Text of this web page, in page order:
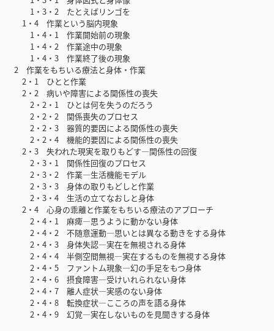
1・3・2 たとえばリンゴを
1・4 作業という脳内現象
1・4・1 作業開始前の現象
1・4・2 作業途中の現象
1・4・3 作業終了後の現象
2 作業をもちいる療法と身体・作業
2・1 ひとと作業
2・2 病いや障害による関係性の喪失
2・2・1 ひとは何を失うのだろう
2・2・2 関係喪失のプロセス
2・2・3 器質的要因による関係性の喪失
2・2・4 機能的要因による関係性の喪失
2・3 失われた現実を取りもどす―関係性の回復
2・3・1 関係性回復のプロセス
2・3・2 作業―生活機能モデル
2・3・3 身体の取りもどしと作業
2・3・4 生活の立てなおしと身体
2・4 心身の乖離と作業をもちいる療法のアプローチ
2・4・1 麻痺―思うように動かない身体
2・4・2 不随意運動―思いとは異なる動きをする身体
2・4・3 身体失認―実在を無視される身体
2・4・4 半側空間無視―実在するものを無視する身体
2・4・5 ファントム現象―幻の手足をもつ身体
2・4・6 摂食障害―受けいれられない身体
2・4・7 離人症状―実感のない身体
2・4・8 転換症状―こころの声を語る身体
2・4・9 幻覚―実在しないものを見聞きする身体